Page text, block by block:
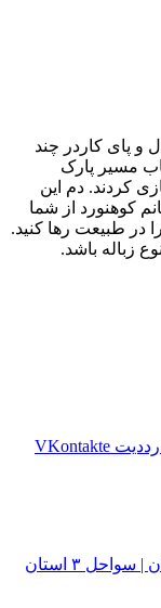
و پای کاردر چند
مسیر پارک
را پاکسازی کردند. دم این
کوهنورد از شما
در طبیعت رها کنید.
زباله باشد.
‫رددیت ‫VKontakte